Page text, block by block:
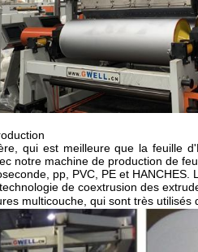
qui est meilleure que la feuille
notre machine de production de
pp, PVC, PE et
de coextrusion des
multicouche, qui sont très utilisés